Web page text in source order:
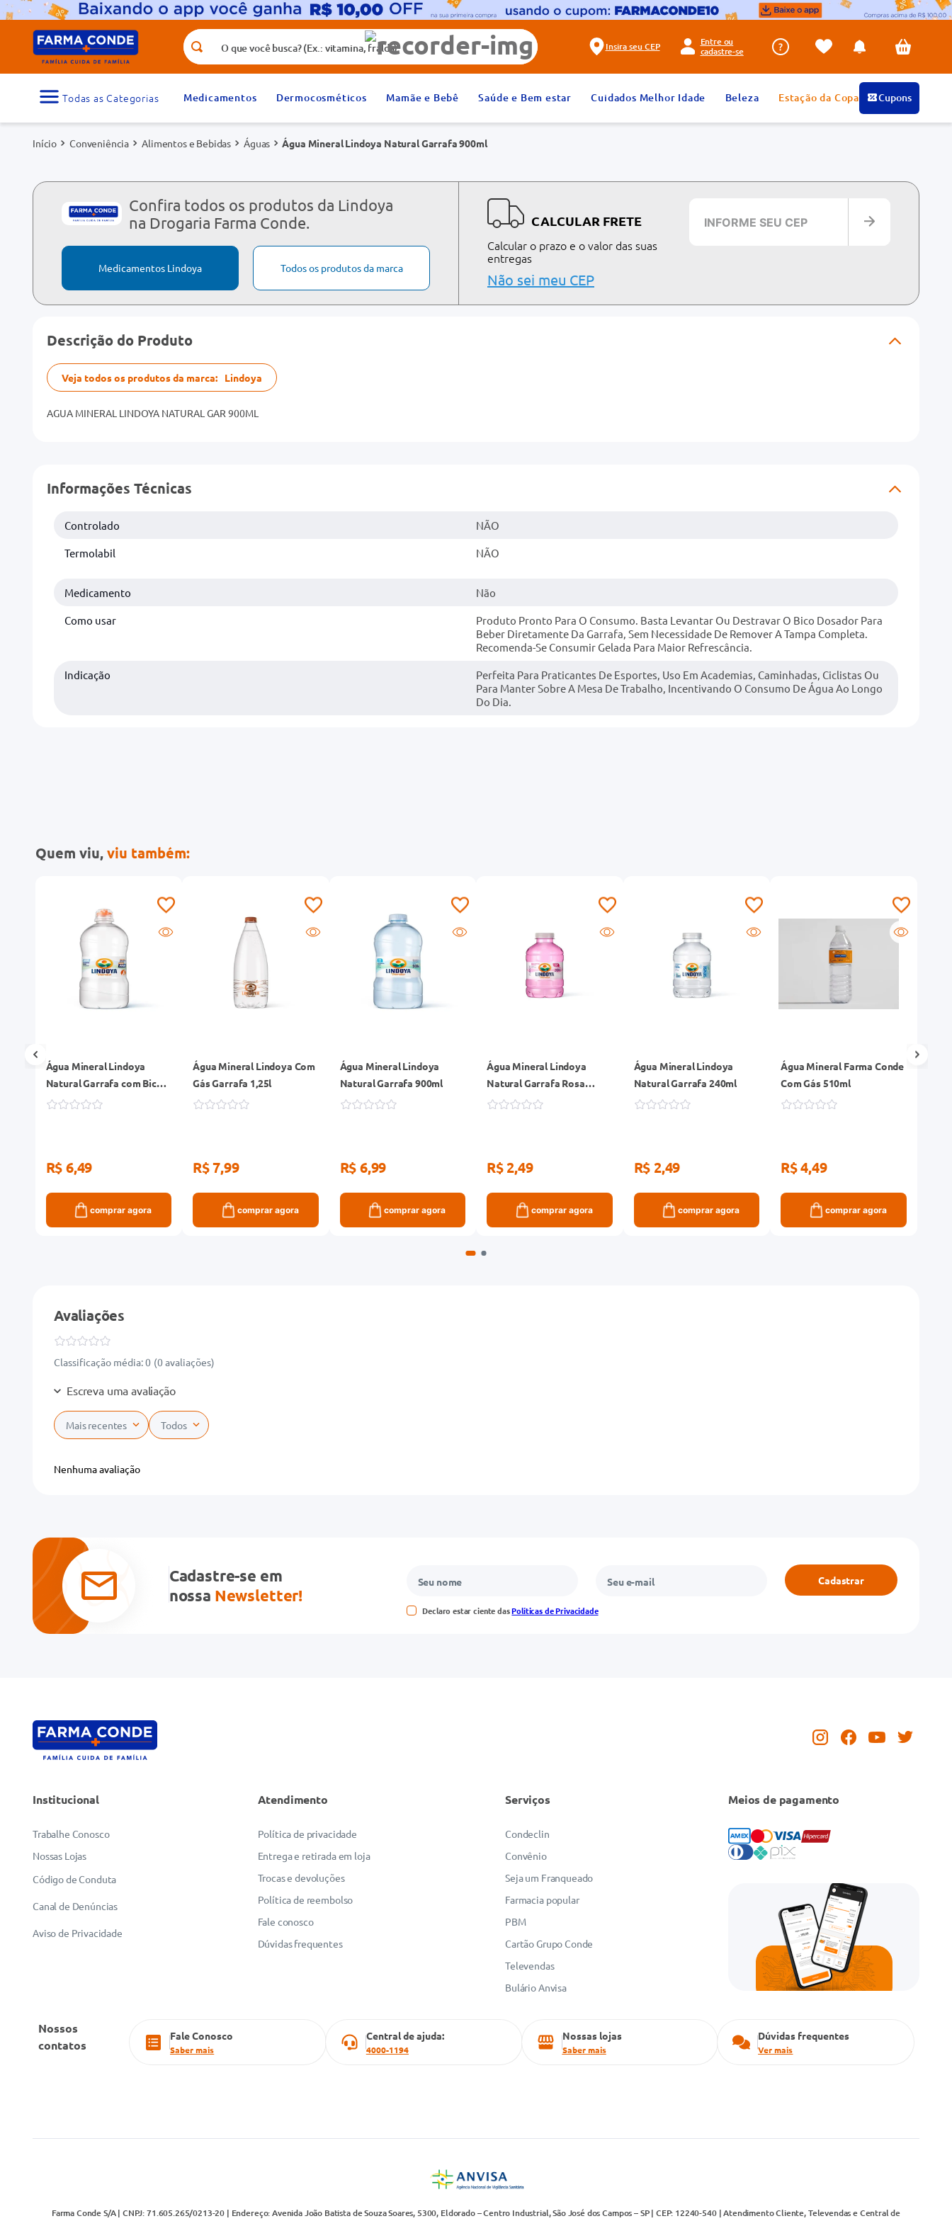
O que você busca? (Ex.: vitamina, fralda)
Insira seu CEP
Entre ou
cadastre-se
Medicamentos Dermocosméticos Mamãe e Bebê Saúde e Bem estar Cuidados Melhor Idade Beleza Estação da Copa Cupons
Conveniência Alimentos e Bebidas Águas Água Mineral Lindoya Natural Garrafa 900ml
Confira todos os produtos da Lindoya
na Drogaria Farma Conde.
Medicamentos Lindoya Todos os produtos da marca
CALCULAR FRETE
Calcular o prazo e o valor das suas
entregas
Não sei meu CEP
Descrição do Produto
Veja todos os produtos da marca: Lindoya
AGUA MINERAL LINDOYA NATURAL GAR 900ML
Informações Técnicas
Controlado NÃO
Termolabil NÃO
Medicamento Não
Como usar
Produto Pronto Para O Consumo. Basta Levantar Ou Destravar O Bico Dosador Para
Beber Diretamente Da Garrafa, Sem Necessidade De Remover A Tampa Completa.
Recomenda-Se Consumir Gelada Para Maior Refrescância.
Indicação
Perfeita Para Praticantes De Esportes, Uso Em Academias, Caminhadas, Ciclistas Ou
Para Manter Sobre A Mesa De Trabalho, Incentivando O Consumo De Água Ao Longo
Do Dia.
Quem viu,viu também:
Água Mineral Lindoya
Natural Garrafa com Bico
900ml
R$ 6,49
comprar agora
Água Mineral Lindoya Com
Gás Garrafa 1,25l
R$ 7,99
comprar agora
Água Mineral Lindoya
Natural Garrafa 900ml
R$ 6,99
comprar agora
Água Mineral Lindoya
Natural Garrafa Rosa
240ml
R$ 2,49
comprar agora
Água Mineral Lindoya
Natural Garrafa 240ml
R$ 2,49
comprar agora
Água Mineral Farma Conde
Com Gás 510ml
R$ 4,49
comprar agora
Avaliações
Classificação média: 0 (0 avaliações)
Escreva uma avaliação
Adicionar avaliação
Avalie o produto de 1 a 5 estrelas
★★★
Seu nome
Mais recentes Todos
Nenhuma avaliação
Cadastre-se em
nossa Newsletter!
Declaro estar ciente dasPolíticas de Privacidade
Cadastrar
Institucional
Trabalhe Conosco
Nossas Lojas
Código de Conduta
Canal de Denúncias
Aviso de Privacidade
Atendimento
Política de privacidade
Entrega e retirada em loja
Trocas e devoluções
Política de reembolso
Fale conosco
Dúvidas frequentes
Serviços
Condeclin
Convênio
Seja um Franqueado
Farmacia popular
PBM
Cartão Grupo Conde
Televendas
Bulário Anvisa
Meios de pagamento
Nossos
contatos
Fale Conosco
Saber mais
Central de ajuda:
4000-1194
Nossas lojas
Saber mais
Dúvidas frequentes
Ver mais
Farma Conde S/A | CNPJ: 71.605.265/0213-20 | Endereço: Avenida João Batista de Souza Soares, 5300, Eldorado – Centro Industrial, São José dos Campos – SP | CEP: 12240-540 | Atendimento Cliente, Televendas e Central de
Termos mais buscados
1
medicamento 2º
fralda
5º dipirona 6º
absorvente